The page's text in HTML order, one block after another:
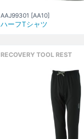
AAJ99301 [AA10]
ハーフTシャツ
RECOVERY TOOL REST